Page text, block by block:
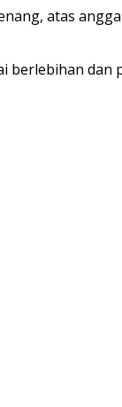
atas
berlebihan dan